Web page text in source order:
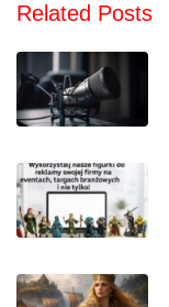
Related Posts